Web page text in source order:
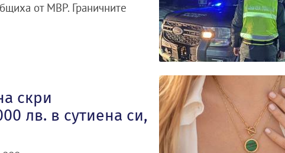
от МВР. Граничните
скри
лв. в сутиена си,